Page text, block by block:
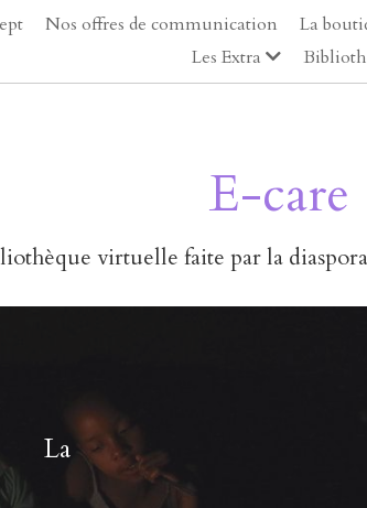
Nos offres de communication La
Les Extra
E-care
virtuelle faite par la
La